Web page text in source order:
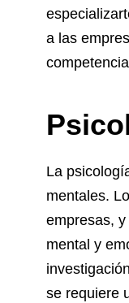
a las
La
mentales.
empresas,
mental y
se requiere